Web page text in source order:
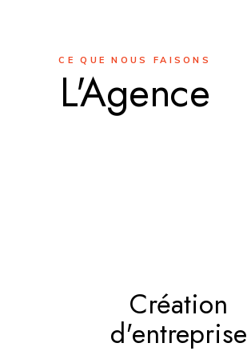
CE QUE NOUS FAISONS
L'Agence
Création
d'entreprise